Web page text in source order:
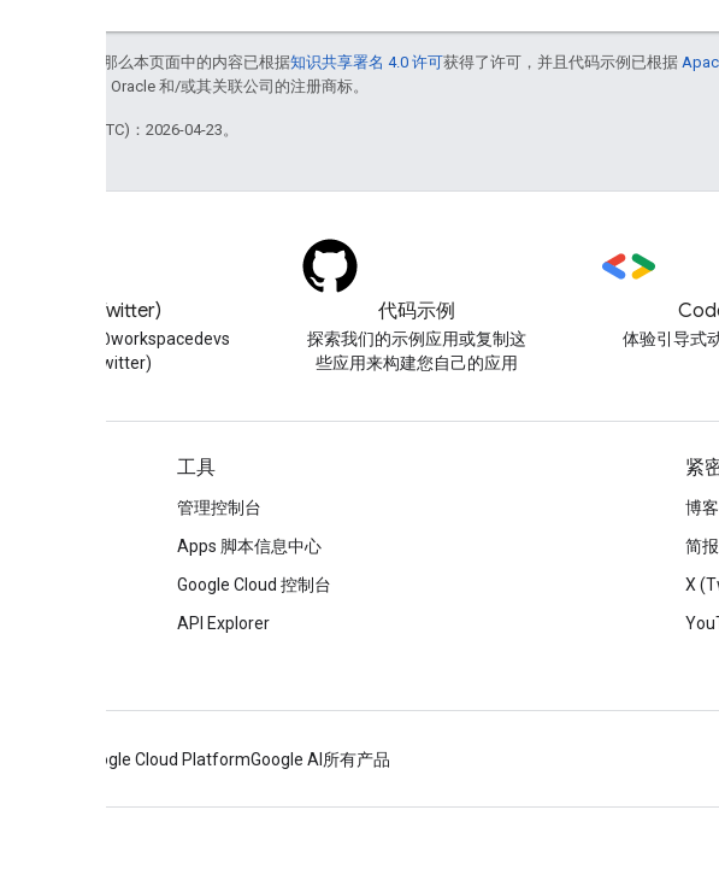
如未另行说明，那么本页面中的内容已根据知识共享署名 4.0 许可获得了许可，并且代码示例已根据
。Java 是 Oracle 和/或其关联公司的注册商标。
最后更新时间 (UTC)：2026-04-23。
X (Twitter)
在 X 上关注 @workspacedevs
(Twitter)
代码示例
探索我们的示例应用或复制这
些应用来构建您自己的应用
体验引导式
工具
管理控制台
Apps 脚本信息中心
Google Cloud 控制台
API Explorer
紧
博客
简报
X
Google Cloud PlatformGoogle AI 所有产品